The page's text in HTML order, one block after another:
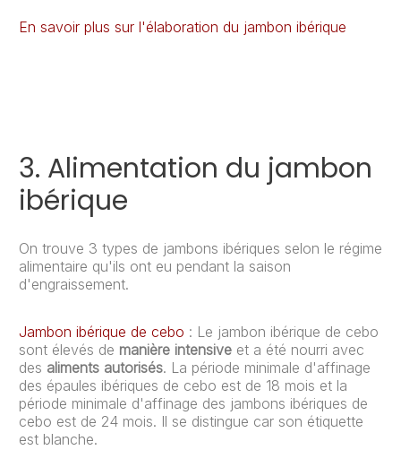
En savoir plus sur l'élaboration du jambon ibérique
3. Alimentation du jambon
ibérique
On trouve 3 types de jambons ibériques selon le régime
alimentaire qu'ils ont eu pendant la saison
d'engraissement.
Jambon ibérique de cebo : Le jambon ibérique de cebo
sont élevés de manière intensive et a été nourri avec
des aliments autorisés. La période minimale d'affinage
des épaules ibériques de cebo est de 18 mois et la
période minimale d'affinage des jambons ibériques de
cebo est de 24 mois. Il se distingue car son étiquette
est blanche.